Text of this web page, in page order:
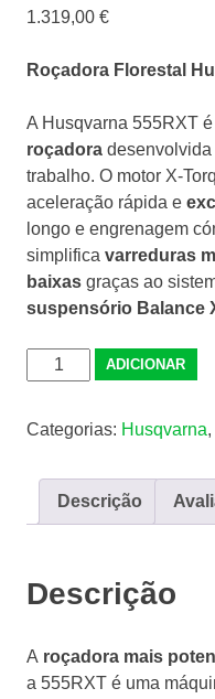
1.319,00 €
Roçadora Florestal
A Husqvarna 555RXT é
roçadora
trabalho. O motor X-
aceleração rápida e
longo e engrenagem
simplifica varreduras
baixas graças ao
suspensório Balance
Quantidade
de
Husqvarna
ADICIONAR
Categorias: Husqvarna,
Descrição
Descrição
A roçadora mais
a 555RXT é uma